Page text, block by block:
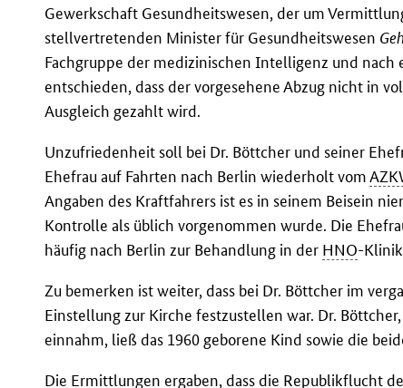
Gewerkschaft Gesundheitswesen, der um
stellvertretenden Minister für Gesundheitswesen
Fachgruppe der medizinischen Intelligenz und
entschieden, dass der vorgesehene Abzug nicht in
Ausgleich gezahlt wird.
Unzufriedenheit soll bei Dr. Böttcher und seiner
Ehefrau auf Fahrten nach Berlin wiederholt vom
Angaben des Kraftfahrers ist es in seinem Beisein
Kontrolle als üblich vorgenommen wurde. Die
häufig nach Berlin zur Behandlung in der HNO-
Zu bemerken ist weiter, dass bei Dr. Böttcher im
Einstellung zur Kirche festzustellen war. Dr.
einnahm, ließ das 1960 geborene Kind sowie die
Die Ermittlungen ergaben, dass die Republikflucht